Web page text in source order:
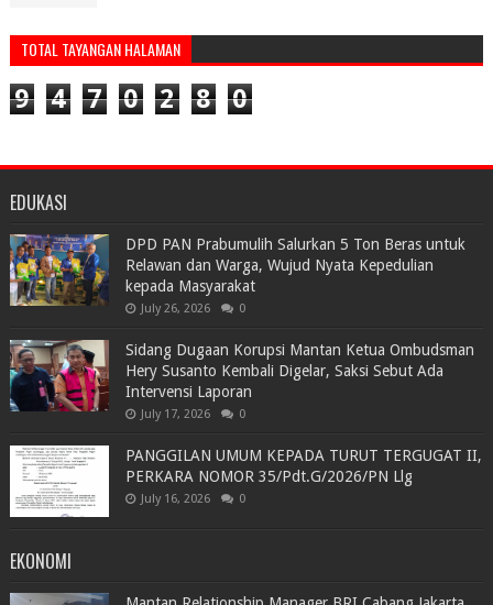
TOTAL TAYANGAN HALAMAN
9 4 7 0 2 8 0
EDUKASI
DPD PAN Prabumulih Salurkan 5 Ton Beras untuk
Relawan dan Warga, Wujud Nyata Kepedulian
kepada Masyarakat
July 26, 2026 0
Sidang Dugaan Korupsi Mantan Ketua Ombudsman
Hery Susanto Kembali Digelar, Saksi Sebut Ada
Intervensi Laporan
July 17, 2026 0
PANGGILAN UMUM KEPADA TURUT TERGUGAT II,
PERKARA NOMOR 35/Pdt.G/2026/PN Llg
July 16, 2026 0
EKONOMI